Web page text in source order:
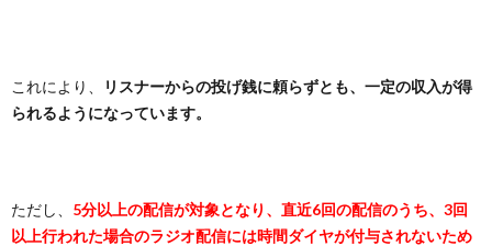
これにより、
リスナーからの投げ銭に頼らずとも、一定の収入が得
られるようになっています。
ただし、 5分以上の配信が対象となり、直近6回の配信のうち、3回
以上行われた場合のラジオ配信には時間ダイヤが付与されないため